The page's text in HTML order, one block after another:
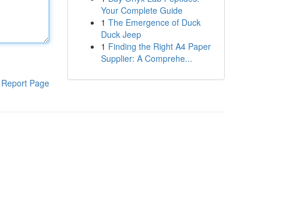
Report Page
Your Complete Guide
1 The Emergence of Duck
Duck Jeep
1 Finding the Right A4 Paper
Supplier: A Comprehe...